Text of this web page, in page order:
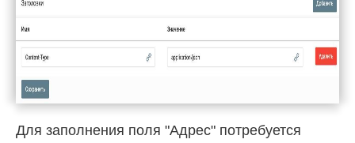
Для заполнения поля "Адрес" потребуется